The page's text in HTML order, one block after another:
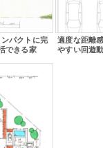
パクトに完
できる家
適度な距離
やすい回遊